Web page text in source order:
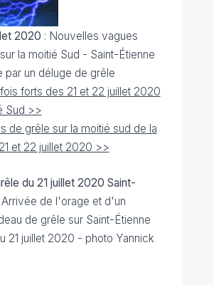
2020 : Nouvelles vagues
la moitié Sud - Saint-Étienne
par un déluge de grêle
forts des 21 et 22 juillet 2020
Sud >>
de grêle sur la moitié sud de la
et 22 juillet 2020 >>
du 21 juillet 2020 Saint-
de l'orage et d'un
de grêle sur Saint-Étienne
21 juillet 2020 - photo Yannick